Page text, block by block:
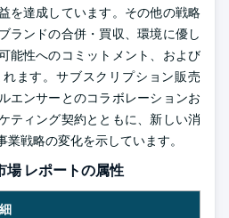
を達成しています。その他の戦略
ランドの合併・買収、環境に優し
能性へのコミットメント、および
ます。サブスクリプション販売
エンサーとのコラボレーションお
ティング契約とともに、新しい消
戦略の変化を示しています。
場 レポートの属性